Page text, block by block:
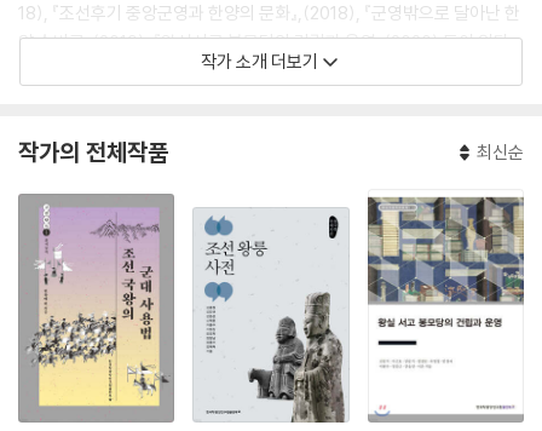
18), 『조선후기 중앙군영과 한양의 문화』,(2018), 『군영밖으로 달아난 한
양 수비군』(2019), 『왕실서고 봉모당의 건립과 운영』(2020) 등이 있다.
작가 소개 더보기
작가의 전체작품 최신순